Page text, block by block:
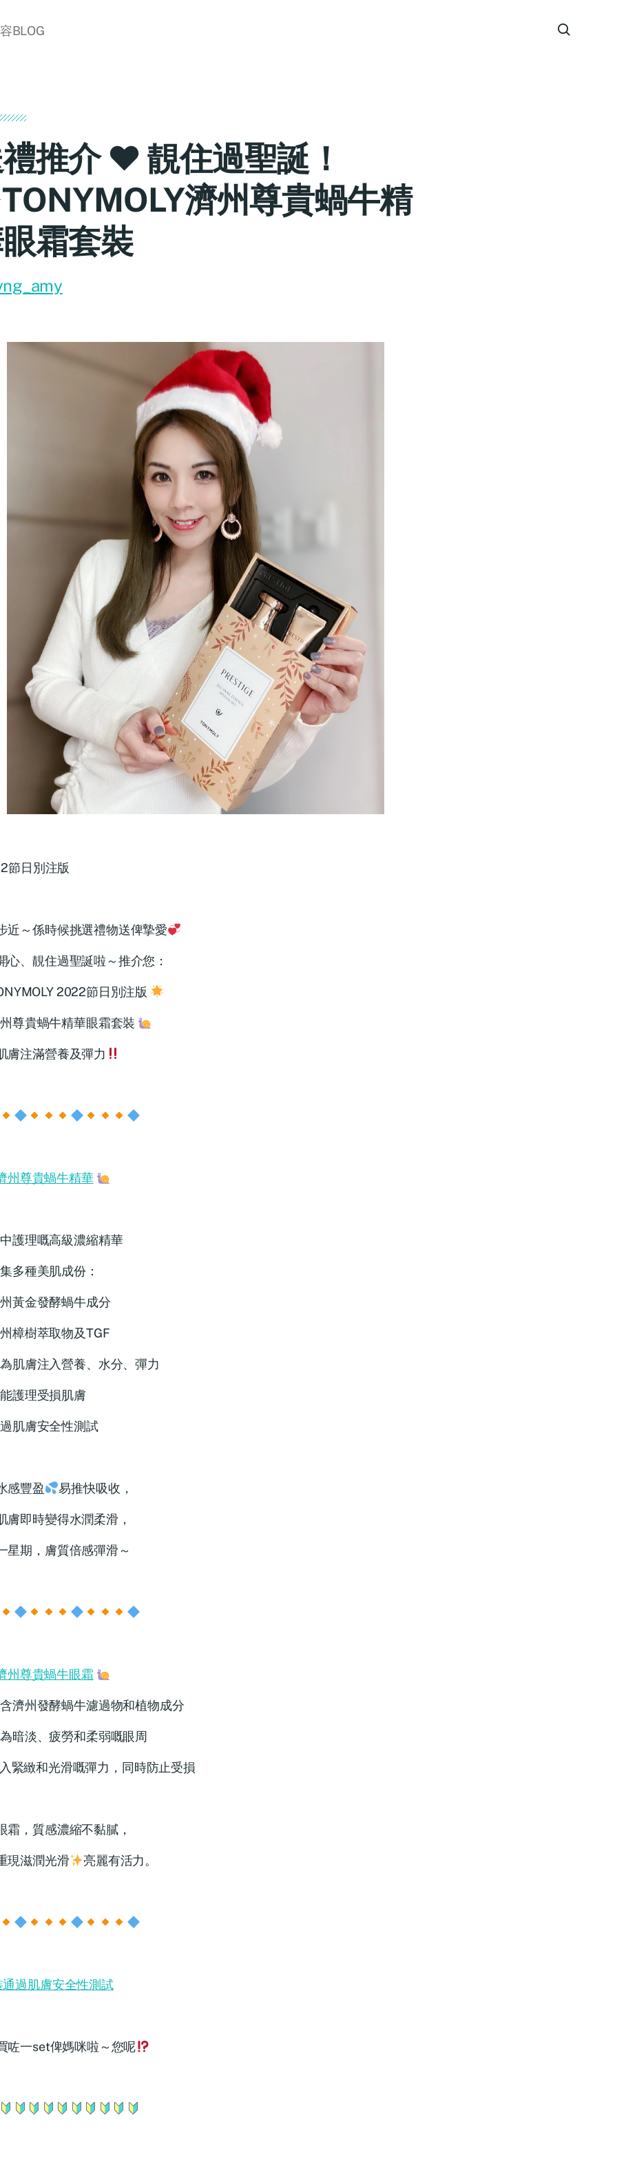
BLOG
推介 ♥ 靚住過聖誕！
濟州尊貴蝸牛精
霜套裝
節日別注版
近～係時候挑選禮物送俾摯愛
心、靚住過聖誕啦～推介您：
2022節日別注版
尊貴蝸牛精華眼霜套裝
膚注滿營養及彈力
州尊貴蝸牛精華
護理嘅高級濃縮精華
多種美肌成份：
黃金發酵蝸牛成分
樟樹萃取物及TGF
肌膚注入營養、水分、彈力
護理受損肌膚
肌膚安全性測試
感豐盈 易推快吸收，
膚即時變得水潤柔滑，
星期，膚質倍感彈滑～
州尊貴蝸牛眼霜
濟州發酵蝸牛濾過物和植物成分
暗淡、疲勞和柔弱嘅眼周
緻和光滑嘅彈力，同時防止受損
霜，質感濃縮不黏膩，
現滋潤光滑 亮麗有活力。
過肌膚安全性測試
咗一set俾媽咪啦～您呢